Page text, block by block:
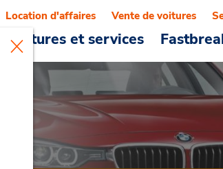
Voitures et services
Location d'affaires Vente de voitures